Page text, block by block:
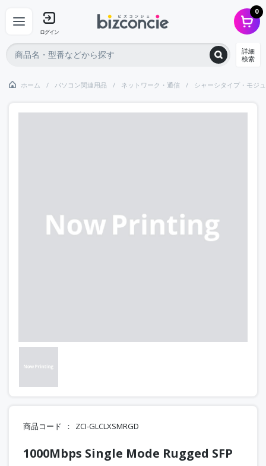
ログイン
0
詳細
検索
ホーム パソコン関連用品 ネットワーク・通信 シャーシタイプ・モジ
商品コード ZCI-GLCLXSMRGD
1000Mbps Single Mode Rugged SFP